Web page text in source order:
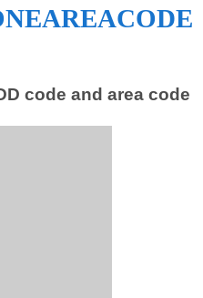
code and area code